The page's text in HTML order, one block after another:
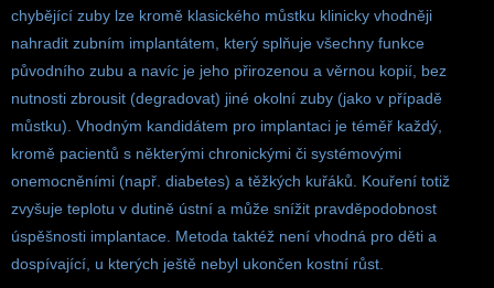
chybějící zuby lze kromě klasického můstku klinicky vhodněji
nahradit zubním implantátem, který splňuje všechny funkce
původního zubu a navíc je jeho přirozenou a věrnou kopií, bez
nutnosti zbrousit (degradovat) jiné okolní zuby (jako v případě
můstku). Vhodným kandidátem pro implantaci je téměř každý,
kromě pacientů s některými chronickými či systémovými
onemocněními (např. diabetes) a těžkých kuřáků. Kouření totiž
zvyšuje teplotu v dutině ústní a může snížit pravděpodobnost
úspěšnosti implantace. Metoda taktéž není vhodná pro děti a
dospívající, u kterých ještě nebyl ukončen kostní růst.